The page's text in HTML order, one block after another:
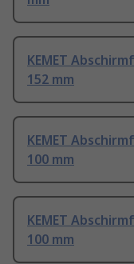
KEMET
152 mm
KEMET
100 mm
KEMET
100 mm